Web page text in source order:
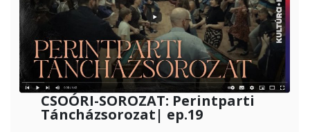
CSOÓRI-SOROZAT: Perintparti
Táncházsorozat| ep.19